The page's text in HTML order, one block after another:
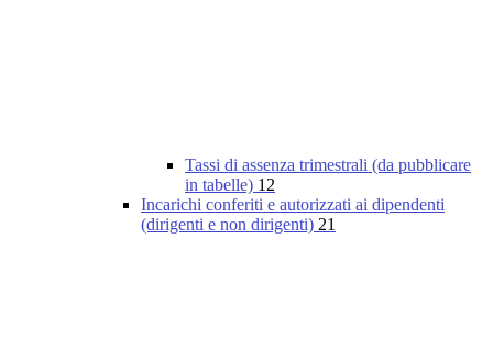
Tassi di assenza trimestrali (da pubblicare
in tabelle) 12
Incarichi conferiti e autorizzati ai dipendenti
(dirigenti e non dirigenti) 21